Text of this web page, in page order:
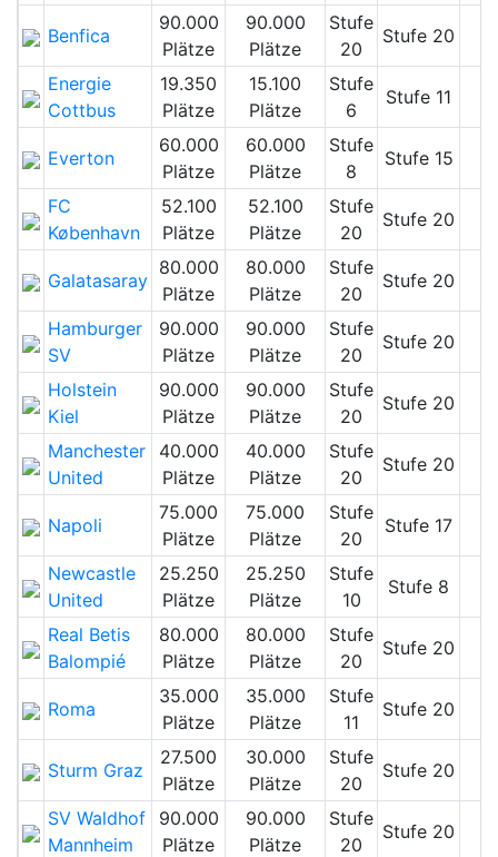
Benfica
90.000
Plätze
90.000
Plätze
Stufe
20
Stufe 20
Energie
Cottbus
19.350
Plätze
15.100
Plätze
Stufe
6
Stufe 11
Everton
60.000
Plätze
60.000
Plätze
Stufe
8
Stufe 15
FC
København
52.100
Plätze
52.100
Plätze
Stufe
20
Stufe 20
Galatasaray
80.000
Plätze
80.000
Plätze
Stufe
20
Stufe 20
Hamburger
SV
90.000
Plätze
90.000
Plätze
Stufe
20
Stufe 20
Holstein
Kiel
90.000
Plätze
90.000
Plätze
Stufe
20
Stufe 20
Manchester
United
40.000
Plätze
40.000
Plätze
Stufe
20
Stufe 20
Napoli
75.000
Plätze
75.000
Plätze
Stufe
20
Stufe 17
Newcastle
United
25.250
Plätze
25.250
Plätze
Stufe
10
Stufe 8
Real Betis
Balompié
80.000
Plätze
80.000
Plätze
Stufe
20
Stufe 20
Roma
35.000
Plätze
35.000
Plätze
Stufe
11
Stufe 20
Sturm Graz
27.500
Plätze
30.000
Plätze
Stufe
20
Stufe 20
SV Waldhof
Mannheim
90.000
Plätze
90.000
Plätze
Stufe
20
Stufe 20